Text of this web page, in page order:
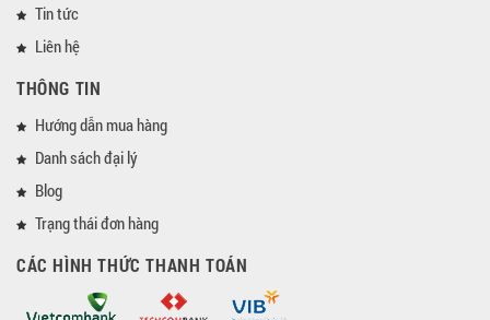
Tin tức
Liên hệ
THÔNG TIN
Hướng dẫn mua hàng
Danh sách đại lý
Blog
Trạng thái đơn hàng
CÁC HÌNH THỨC THANH TOÁN